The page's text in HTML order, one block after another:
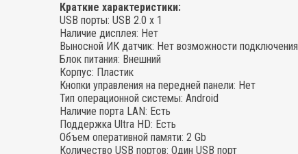
Краткие характеристики:
USB порты: USB 2.0 x 1
Наличие дисплея: Нет
Выносной ИК датчик: Нет возможности подключения
Блок питания: Внешний
Корпус: Пластик
Кнопки управления на передней панели: Нет
Тип операционной системы: Android
Наличие порта LAN: Есть
Поддержка Ultra HD: Есть
Объем оперативной памяти: 2 Gb
Количество USB портов: Один USB порт